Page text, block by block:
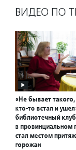
ВИДЕО ПО
«Не бывает
кто-то встал и
библиотечный клуб
в провинциальном
стал местом
горожан